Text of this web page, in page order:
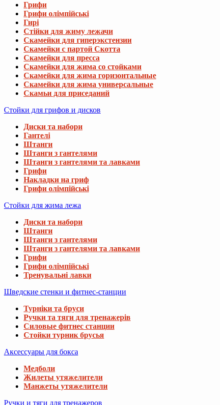
Грифи
Грифи олімпійські
Гирі
Стійки для жиму лежачи
Скамейки для гиперэкстензии
Скамейки с партой Скотта
Скамейки для пресса
Скамейки для жима со стойками
Скамейки для жима горизонтальные
Скамейки для жима универсальные
Скамьи для приседаний
Стойки для грифов и дисков
Диски та набори
Гантелі
Штанги
Штанги з гантелями
Штанги з гантелями та лавками
Грифи
Накладки на гриф
Грифи олімпійські
Стойки для жима лежа
Диски та набори
Штанги
Штанги з гантелями
Штанги з гантелями та лавками
Грифи
Грифи олімпійські
Тренувальні лавки
Шведские стенки и фитнес-станции
Турніки та бруси
Ручки та тяги для тренажерів
Силовые фитнес станции
Стойки турник брусья
Аксессуары для бокса
Медболи
Жилеты утяжелители
Манжеты утяжелители
Ручки и тяги для тренажеров